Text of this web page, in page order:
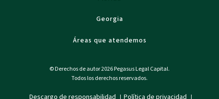
Georgia
Áreas que atendemos
© Derechos de autor 2026 Pegasus Legal Capital.
Todos los derechos reservados.
Descargo de responsabilidad | Política de privacidad |